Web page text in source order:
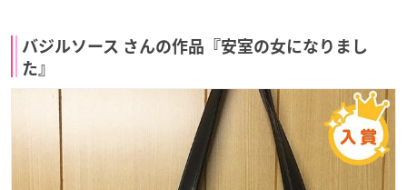
バジルソース さんの作品『安室の女になりまし
た』